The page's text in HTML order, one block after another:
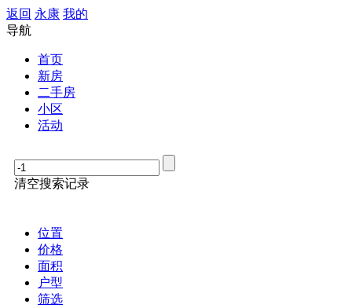
返回 永康 我的
导航
首页
新房
二手房
小区
活动
清空搜索记录
位置
价格
面积
户型
筛选